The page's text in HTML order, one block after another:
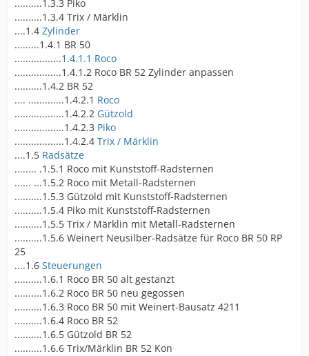
..........1.3.3 Piko
..........1.3.4 Trix / Märklin
....1.4 Zylinder
.........1.4.1 BR 50
.................1.4.1.1 Roco
.................1.4.1.2 Roco BR 52 Zylinder anpassen
..........1.4.2 BR 52
.... .............1.4.2.1 Roco
..................1.4.2.2 Gützold
..................1.4.2.3 Piko
..................1.4.2.4 Trix / Märklin
....1.5 Radsätze
........ .1.5.1 Roco mit Kunststoff-Radsternen
...... ...1.5.2 Roco mit Metall-Radsternen
..........1.5.3 Gützold mit Kunststoff-Radsternen
..........1.5.4 Piko mit Kunststoff-Radsternen
..........1.5.5 Trix / Märklin mit Metall-Radsternen
..........1.5.6 Weinert Neusilber-Radsätze für Roco BR 50 RP
25
....1.6 Steuerungen
..........1.6.1 Roco BR 50 alt gestanzt
..........1.6.2 Roco BR 50 neu gegossen
..........1.6.3 Roco BR 50 mit Weinert-Bausatz 4211
..........1.6.4 Roco BR 52
..........1.6.5 Gützold BR 52
..........1.6.6 Trix/Märklin BR 52 Kon